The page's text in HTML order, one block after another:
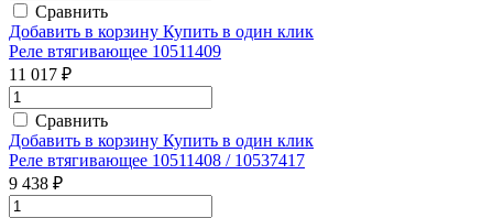
Сравнить
Добавить в корзину Купить в один клик
Реле втягивающее 10511409
11 017 ₽
Сравнить
Добавить в корзину Купить в один клик
Реле втягивающее 10511408 / 10537417
9 438 ₽